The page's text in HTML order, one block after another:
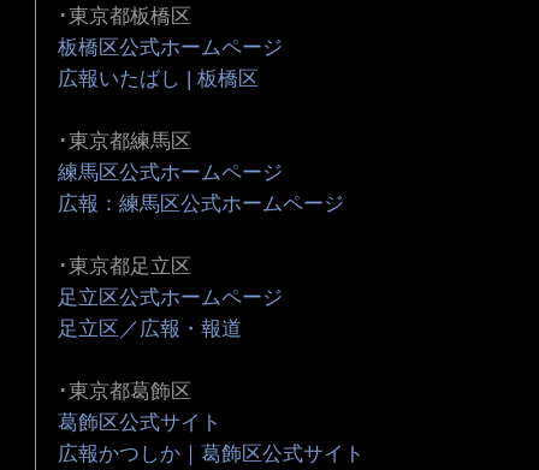
･東京都板橋区
板橋区公式ホームページ
広報いたばし | 板橋区
･東京都練馬区
練馬区公式ホームページ
広報：練馬区公式ホームページ
･東京都足立区
足立区公式ホームページ
足立区／広報・報道
･東京都葛飾区
葛飾区公式サイト
広報かつしか｜葛飾区公式サイト